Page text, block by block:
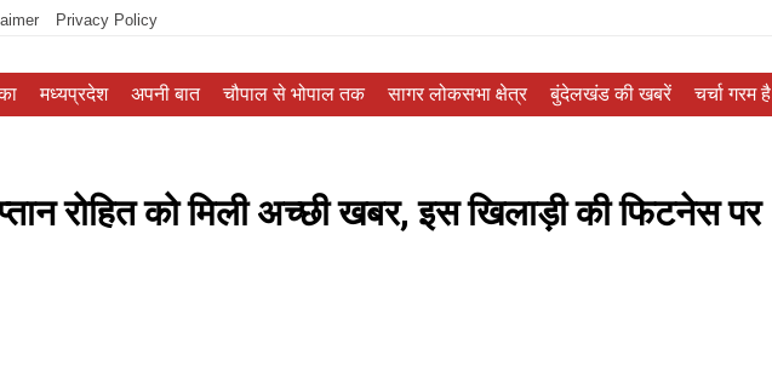
Privacy Policy
मध्यप्रदेश अपनी बात चौपाल से भोपाल तक सागर लोकसभा क्षेत्र बुंदेलखंड की खबरें चर्चा गरम है
रोहित को मिली अच्छी खबर, इस खिलाड़ी की फिटनेस पर